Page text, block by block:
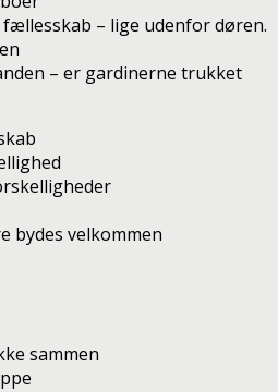
– lige udenfor døren.
– er gardinerne trukket
bydes velkommen
sammen